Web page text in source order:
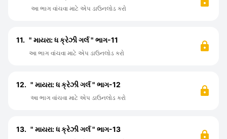
આ ભાગ વાંચવા માટે એપ ડાઉનલોડ કરો
11. " માયરા: ધ ક્રેઝી ગર્લ " ભાગ-11
આ ભાગ વાંચવા માટે એપ ડાઉનલોડ કરો
12. " માયરા: ધ ક્રેઝી ગર્લ " ભાગ-12
આ ભાગ વાંચવા માટે એપ ડાઉનલોડ કરો
13. " માયરા: ધ ક્રેઝી ગર્લ " ભાગ-13